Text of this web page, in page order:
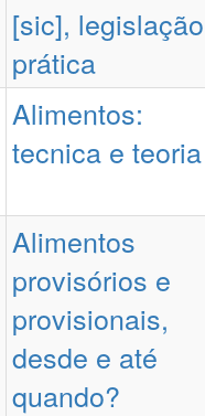
[sic],
prática
Alimentos:
tecnica e teoria
Alimentos
provisórios e
provisionais,
desde e até
quando?